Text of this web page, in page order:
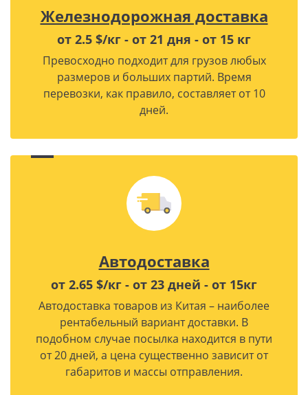
Железнодорожная доставка
от 2.5 $/кг - от 21 дня - от 15 кг
Превосходно подходит для грузов любых
размеров и больших партий. Время
перевозки, как правило, составляет от 10
дней.
Автодоставка
от 2.65 $/кг - от 23 дней - от 15кг
Автодоставка товаров из Китая – наиболее
рентабельный вариант доставки. В
подобном случае посылка находится в пути
от 20 дней, а цена существенно зависит от
габаритов и массы отправления.